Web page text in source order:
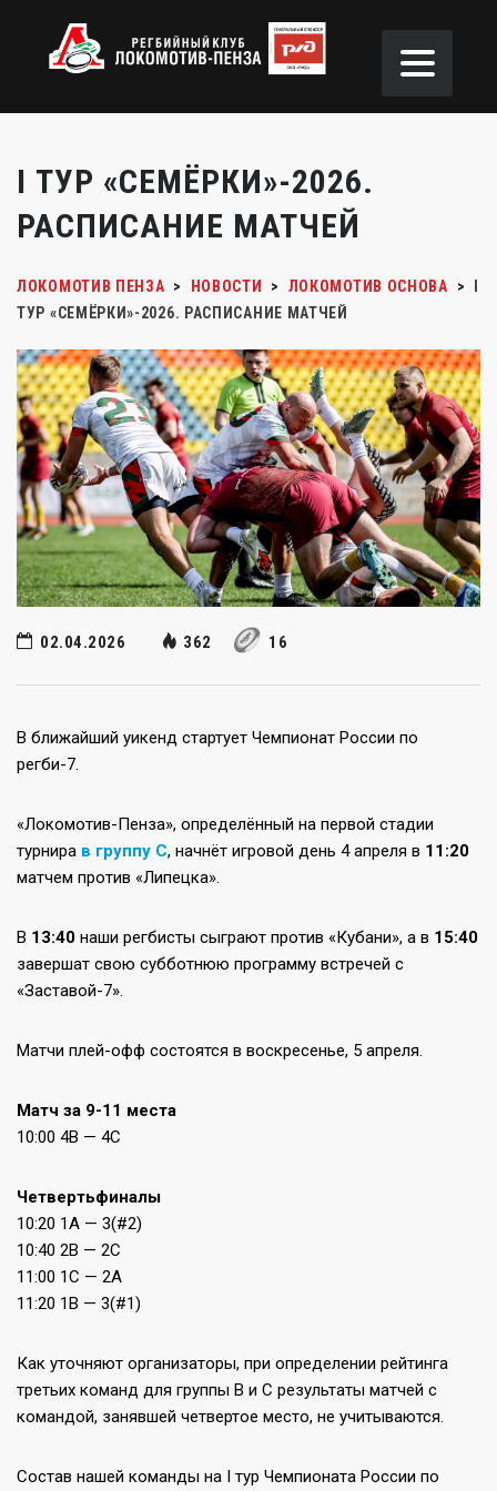
I ТУР «СЕМЁРКИ»-2026.
РАСПИСАНИЕ МАТЧЕЙ
ЛОКОМОТИВ ПЕНЗА > НОВОСТИ > ЛОКОМОТИВ ОСНОВА >
ТУР «СЕМЁРКИ»-2026. РАСПИСАНИЕ МАТЧЕЙ
02.04.2026 362 16
В ближайший уикенд стартует Чемпионат России по
регби-7.
«Локомотив-Пенза», определённый на первой стадии
турнира в группу С, начнёт игровой день 4 апреля в 11:20
матчем против «Липецка».
В 13:40 наши регбисты сыграют против «Кубани», а в 15:40
завершат свою субботнюю программу встречей с
«Заставой-7».
Матчи плей-офф состоятся в воскресенье, 5 апреля.
Матч за 9-11 места
10:00 4В — 4С
Четвертьфиналы
10:20 1А — 3(#2)
10:40 2В — 2С
11:00 1С — 2А
11:20 1В — 3(#1)
Как уточняют организаторы, при определении рейтинга
третьих команд для группы В и С результаты матчей с
командой, занявшей четвертое место, не учитываются.
Состав нашей команды на I тур Чемпионата России по